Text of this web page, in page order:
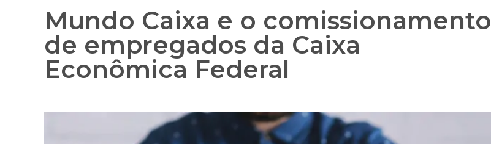
Mundo Caixa e o comissionamento
de empregados da Caixa
Econômica Federal